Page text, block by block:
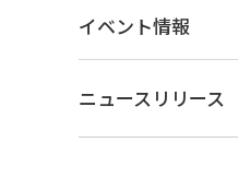
イベント情報
ニュースリリース